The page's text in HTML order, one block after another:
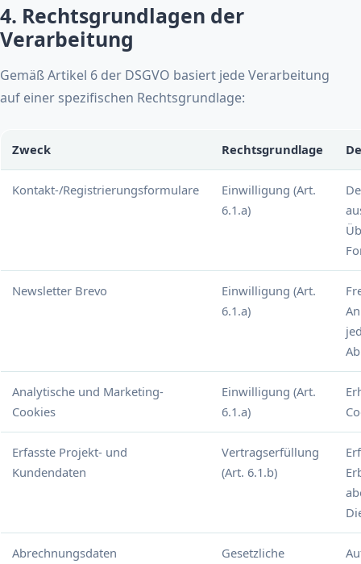
4. Rechtsgrundlagen der
Verarbeitung
Gemäß Artikel 6 der DSGVO basiert jede Verarbeitung
auf einer spezifischen Rechtsgrundlage:
Zweck Rechtsgrundlage
Kontakt-/Registrierungsformulare
Einwilligung (Art.
6.1.a)
Newsletter Brevo
Einwilligung (Art.
6.1.a)
Analytische und Marketing-
Cookies
Einwilligung (Art.
6.1.a)
Erfasste Projekt- und
Kundendaten
Vertragserfüllung
(Art. 6.1.b)
Abrechnungsdaten
Gesetzliche